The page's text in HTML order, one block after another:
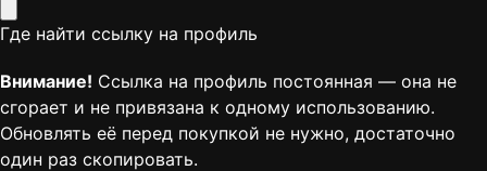
Где найти ссылку на профиль
Внимание! Ссылка на профиль постоянная — она не
сгорает и не привязана к одному использованию.
Обновлять её перед покупкой не нужно, достаточно
один раз скопировать.